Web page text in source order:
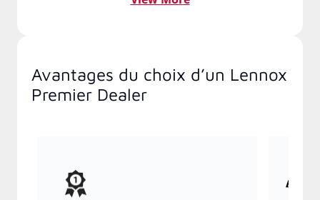
Avantages du choix d’un Lennox
Premier Dealer